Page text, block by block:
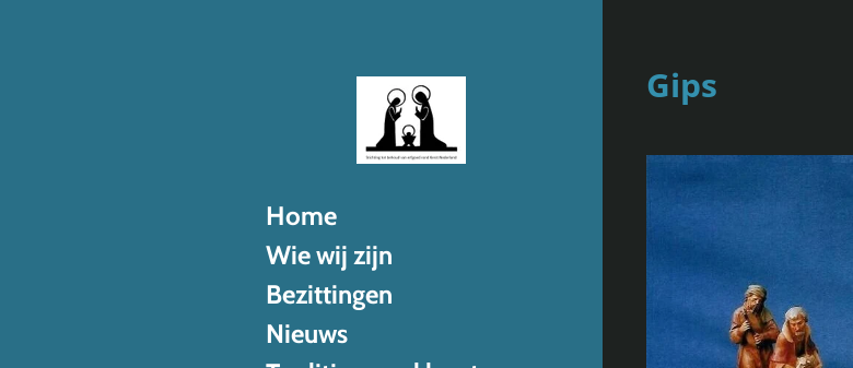
Gips
Home
Wie wij zijn
Bezittingen
Nieuws